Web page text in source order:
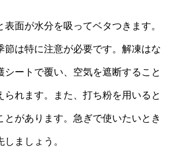
面が水分を吸ってベタつきます。
節は特に注意が必要です。解凍はな
シートで覆い、空気を遮断すること
られます。また、打ち粉を用いると
とがあります。急ぎで使いたいとき
ましょう。